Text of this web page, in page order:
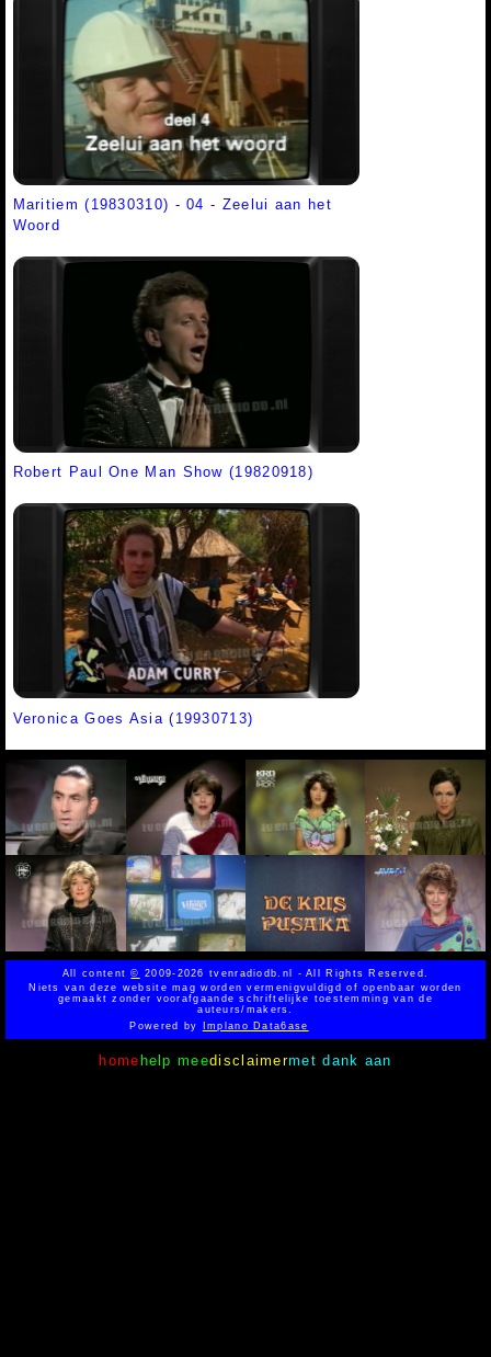
Maritiem (19830310) - 04 - Zeelui aan het
Woord
Robert Paul One Man Show (19820918)
Veronica Goes Asia (19930713)
All content© 2009-2026 tvenradiodb.nl - All Rights Reserved.
Niets van deze website mag worden vermenigvuldigd of openbaar worden
gemaakt zonder voorafgaande schriftelijke toestemming van de
auteurs/makers.
Powered byImplano Data6ase
home help meedisclaimermet dank aan